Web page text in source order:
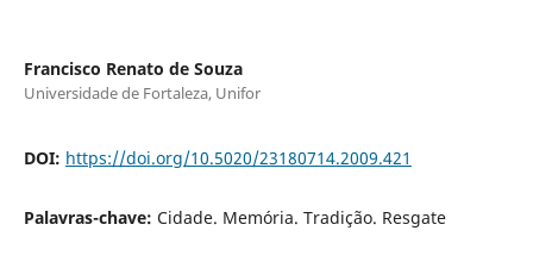
Francisco Renato de Souza
Universidade de Fortaleza, Unifor
DOI: https://doi.org/10.5020/23180714.2009.421
Palavras-chave: Cidade. Memória. Tradição. Resgate